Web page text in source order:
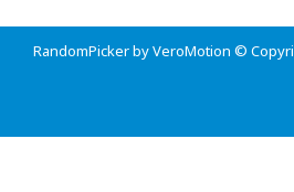
RandomPicker by VeroMotion ©